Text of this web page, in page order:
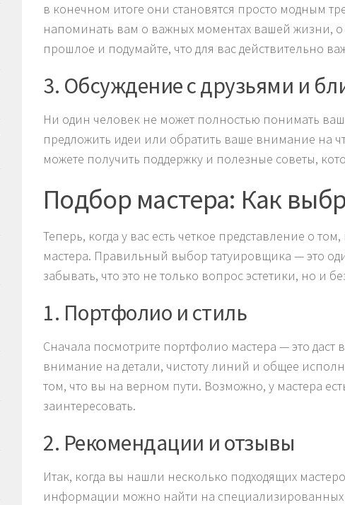
в конечном итоге они становятся просто модным
напоминать вам о важных моментах вашей жизни,
прошлое и подумайте, что для вас действительно
3. Обсуждение с друзьями и
Ни один человек не может полностью понимать
предложить идеи или обратить ваше внимание на
можете получить поддержку и полезные советы,
Подбор мастера: Как
Теперь, когда у вас есть четкое представление о
мастера. Правильный выбор татуировщика — это
забывать, что это не только вопрос эстетики, но и
1. Портфолио и стиль
Сначала посмотрите портфолио мастера — это даст
внимание на детали, чистоту линий и общее
том, что вы на верном пути. Возможно, у мастера
заинтересовать.
2. Рекомендации и отзывы
Итак, когда вы нашли несколько подходящих
информации можно найти на специализированных